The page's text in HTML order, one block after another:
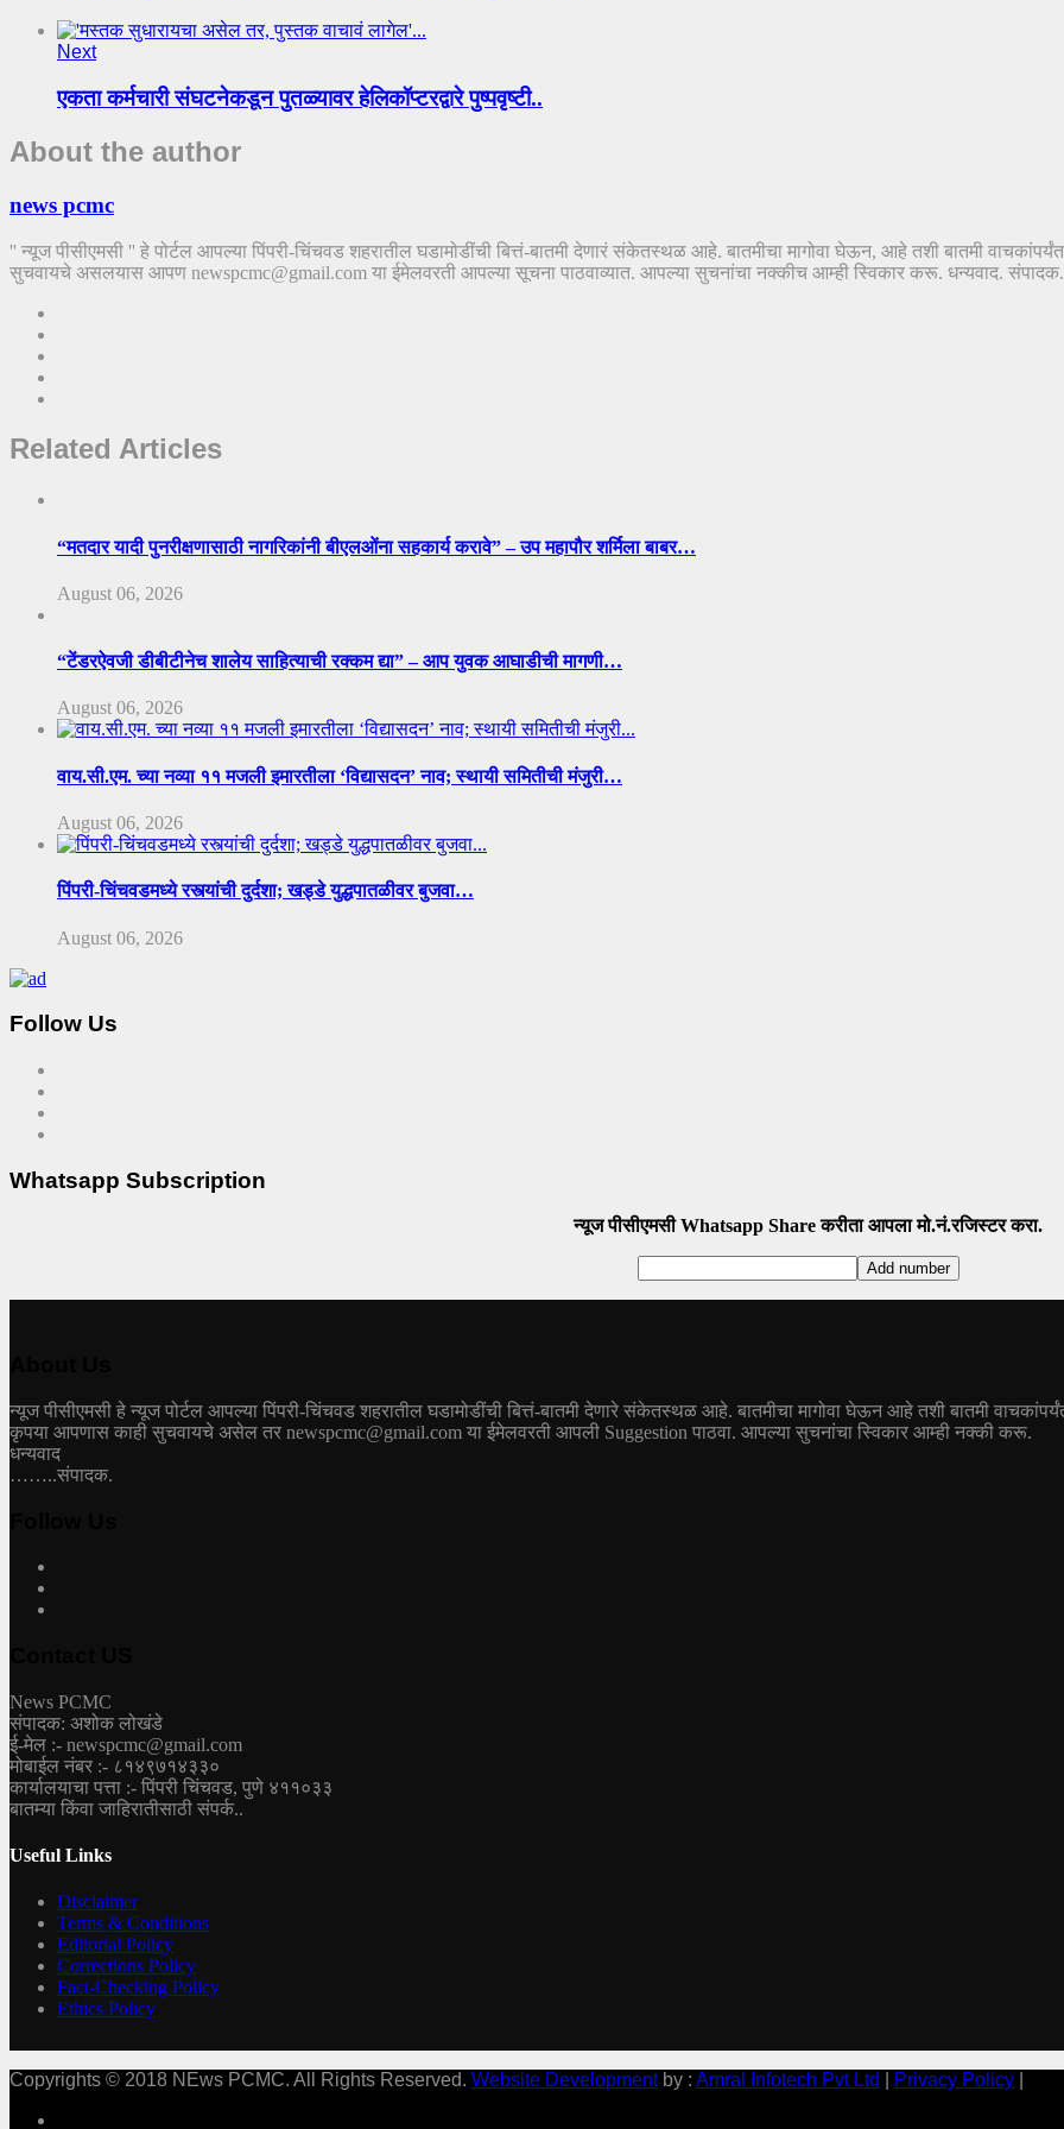
Next
एकता कर्मचारी संघटनेकडून पुतळ्यावर हेलिकॉप्टरद्वारे पुष्पवृष्टी..
About the author
news pcmc
'' न्यूज पीसीएमसी '' हे पोर्टल आपल्या पिंपरी-चिंचवड शहरातील घडामोडींची बित्तं-बातमी देणारं संकेतस्थळ आहे. बातमीचा मागोवा घेऊन, आहे तशी बातमी
सुचवायचे असलयास आपण newspcmc@gmail.com या ईमेलवरती आपल्या सूचना पाठवाव्यात. आपल्या सुचनांचा नक्कीच आम्ही स्विकार करू. धन्यवाद.
Related Articles
“मतदार यादी पुनरीक्षणासाठी नागरिकांनी बीएलओंना सहकार्य करावे” – उप महापौर शर्मिला बाबर…
August 06, 2026
“टेंडरऐवजी डीबीटीनेच शालेय साहित्याची रक्कम द्या” – आप युवक आघाडीची मागणी…
August 06, 2026
वाय.सी.एम. च्या नव्या ११ मजली इमारतीला ‘विद्यासदन’ नाव; स्थायी समितीची मंजुरी…
August 06, 2026
पिंपरी-चिंचवडमध्ये रस्त्यांची दुर्दशा; खड्डे युद्धपातळीवर बुजवा…
August 06, 2026
Follow Us
Whatsapp Subscription
न्यूज पीसीएमसी Whatsapp Share करीता आपला मो.नं.रजिस्टर करा.
न्यूज पीसीएमसी हे न्यूज पोर्टल आपल्या पिंपरी-चिंचवड शहरातील घडामोडींची बित्तं-बातमी देणारे संकेतस्थळ आहे. बातमीचा मागोवा घेऊन आहे तशी बातमी
कृपया आपणास काही सुचवायचे असेल तर newspcmc@gmail.com या ईमेलवरती आपली Suggestion पाठवा. आपल्या सुचनांचा स्विकार आम्ही नक्की करू.
धन्यवाद
……..संपादक.
News PCMC
संपादक: अशोक लोखंडे
ई-मेल :- newspcmc@gmail.com
मोबाईल नंबर :- ८१४९७१४३३०
कार्यालयाचा पत्ता :- पिंपरी चिंचवड, पुणे ४११०३३
बातम्या किंवा जाहिरातीसाठी संपर्क..
Useful Links
Disclaimer
Terms & Conditions
Editorial Policy
Corrections Policy
Fact-Checking Policy
Ethics Policy
Copyrights © 2018 NEws PCMC. All Rights Reserved. Website Developmentby : Amral Infotech Pvt Ltd Privacy Policy